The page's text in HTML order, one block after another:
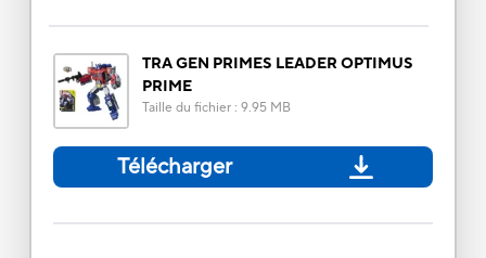
TRA GEN PRIMES LEADER OPTIMUS
PRIME
Taille du fichier: 9.95 MB
Télécharger